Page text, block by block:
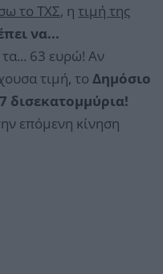
το ΤΧΣ, η τιμή της
να...
τα... 63 ευρώ! Αν
τιμή, το Δημόσιο
δισεκατομμύρια!
επόμενη κίνηση